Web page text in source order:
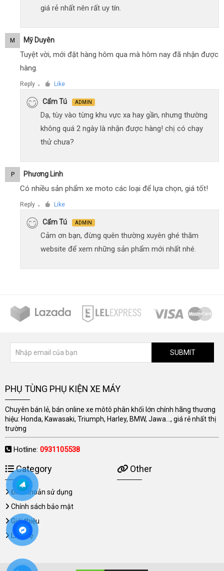
giá rẻ nhất nên rất uy tín.
M Mỹ Duyên
Tuyệt vời, mới đặt hàng hôm qua mà hôm nay đã nhận được
hàng.
Reply ● Like
Cẩm Tú ADMIN
Dạ, tùy vào từng khu vực xa hay gần, nhưng thường
không quá 2 ngày là nhận được hàng! chị có chạy
thử chưa?
P Phương Linh
Có nhiều sản phẩm xe moto các loại để lựa chọn, giá tốt!
Reply ● Like
Cẩm Tú ADMIN
Cảm ơn bạn, đừng quên thường xuyên ghé thăm
website để xem những sản phẩm mới nhất nhé.
SUBMIT
PHỤ TÙNG PHỤ KIỆN XE MÁY
Chuyên bán lẻ, bán online xe môtô phân khối lớn chính hãng thương
hiệu: Honda, Kawasaki, Triumph, Harley, BMW, Jawa..., giá rẻ nhất thị
trường
Hotline: 0931105538
Category
Điều khoản sử dụng
Chính sách bảo mật
Giới thiệu
Liên hệ
Other